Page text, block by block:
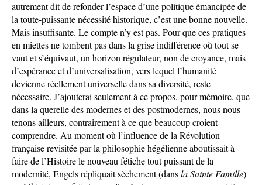
autrement dit de refonder l’espace d’une politique émancipée de
la toute-puissante nécessité historique, c’est une bonne nouvelle.
Mais insuffisante. Le compte n’y est pas. Pour que ces pratiques
en miettes ne tombent pas dans la grise indifférence où tout se
vaut et s’équivaut, un horizon régulateur, non de croyance, mais
d’espérance et d’universalisation, vers lequel l’humanité
devienne réellement universelle dans sa diversité, reste
nécessaire. J’ajouterai seulement à ce propos, pour mémoire, que
dans la querelle des modernes et des postmodernes, nous nous
tenons ailleurs, contrairement à ce que beaucoup croient
comprendre. Au moment où l’influence de la Révolution
française revisitée par la philosophie hégélienne aboutissait à
faire de l’Histoire le nouveau fétiche tout puissant de la
modernité, Engels répliquait sèchement (dansla Sainte Famille)